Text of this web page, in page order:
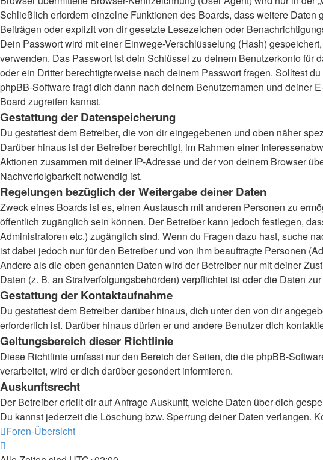
Schließlich erfordern einzelne Funktionen des Boards, dass weitere
Beiträgen oder explizit von dir gesetzte Lesezeichen oder
Dein Passwort wird mit einer Einwege-Verschlüsselung (Hash)
verwenden. Das Passwort ist dein Schlüssel zu deinem Benutzerkonto für
oder ein Dritter berechtigterweise nach deinem Passwort fragen. Solltest
phpBB-Software fragt dich dann nach deinem Benutzernamen und deiner
Board zugreifen kannst.
Gestattung der Datenspeicherung
Du gestattest dem Betreiber, die von dir eingegebenen und oben näher
Darüber hinaus ist der Betreiber berechtigt, im Rahmen einer
Aktionen zusammen mit deiner IP-Adresse und der von deinem Browser
Nachverfolgbarkeit notwendig ist.
Regelungen bezüglich der Weitergabe deiner Daten
Zweck eines Boards ist es, einen Austausch mit anderen Personen zu
öffentlich zugänglich sein können. Der Betreiber kann jedoch festlegen,
Administratoren etc.) zugänglich sind. Wenn du Fragen dazu hast, suche
ist dabei jedoch nur für den Betreiber und von ihm beauftragte Personen
Andere als die oben genannten Daten wird der Betreiber nur mit deiner
Daten (z. B. an Strafverfolgungsbehörden) verpflichtet ist oder die Daten
Gestattung der Kontaktaufnahme
Du gestattest dem Betreiber darüber hinaus, dich unter den von dir
erforderlich ist. Darüber hinaus dürfen er und andere Benutzer dich
Geltungsbereich dieser Richtlinie
Diese Richtlinie umfasst nur den Bereich der Seiten, die die phpBB-
verarbeitet, wird er dich darüber gesondert informieren.
Auskunftsrecht
Der Betreiber erteilt dir auf Anfrage Auskunft, welche Daten über dich
Du kannst jederzeit die Löschung bzw. Sperrung deiner Daten verlangen.
Foren-Übersicht